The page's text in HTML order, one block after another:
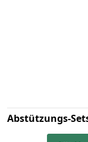
Abstützungs-